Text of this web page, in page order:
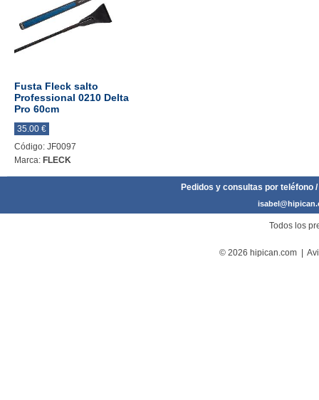
Fusta Fleck salto
Professional 0210 Delta
Pro 60cm
35.00 €
Código: JF0097
Marca: FLECK
Pedidos y consultas por teléfono
Todos los
© 2026 hipican.com |